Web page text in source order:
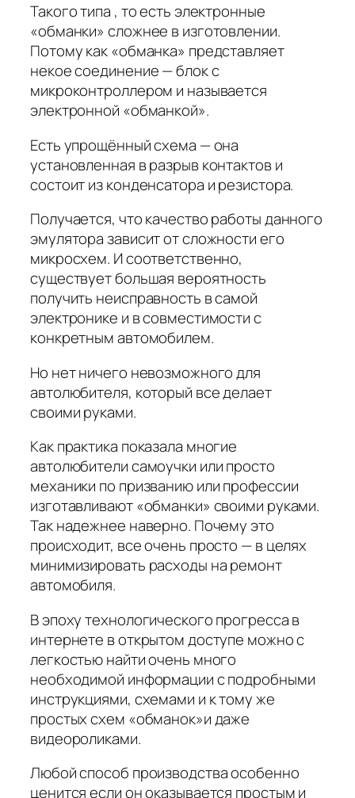
Такого типа , то есть электронные
«обманки» сложнее в изготовлении.
Потому как «обманка» представляет
некое соединение — блок с
микроконтроллером и называется
электронной «обманкой».
Есть упрощённый схема — она
установленная в разрыв контактов и
состоит из конденсатора и резистора.
Получается, что качество работы данного
эмулятора зависит от сложности его
микросхем. И соответственно,
существует большая вероятность
получить неисправность в самой
электронике и в совместимости с
конкретным автомобилем.
Но нет ничего невозможного для
автолюбителя, который все делает
своими руками.
Как практика показала многие
автолюбители самоучки или просто
механики по призванию или профессии
изготавливают «обманки» своими руками.
Так надежнее наверно. Почему это
происходит, все очень просто — в целях
минимизировать расходы на ремонт
автомобиля.
В эпоху технологического прогресса в
интернете в открытом доступе можно с
легкостью найти очень много
необходимой информации с подробными
инструкциями, схемами и к тому же
простых схем «обманок»и даже
видеороликами.
Любой способ производства особенно
ценится если он оказывается простым и